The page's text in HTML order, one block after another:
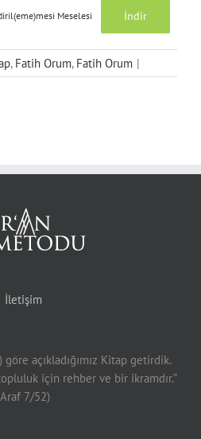
Meselesi İndir
, Fatih Orum, Fatih Orum |
İletişim
açıkladığımız Kitap getirdik.
için rehber ve bir ikramdır.”
7/52)